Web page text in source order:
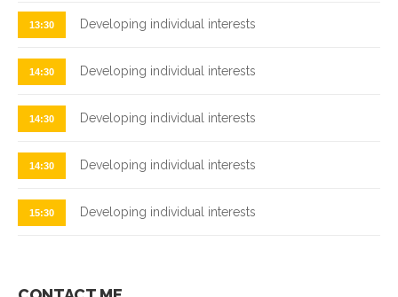
13:30 Developing individual interests
14:30 Developing individual interests
14:30 Developing individual interests
14:30 Developing individual interests
15:30 Developing individual interests